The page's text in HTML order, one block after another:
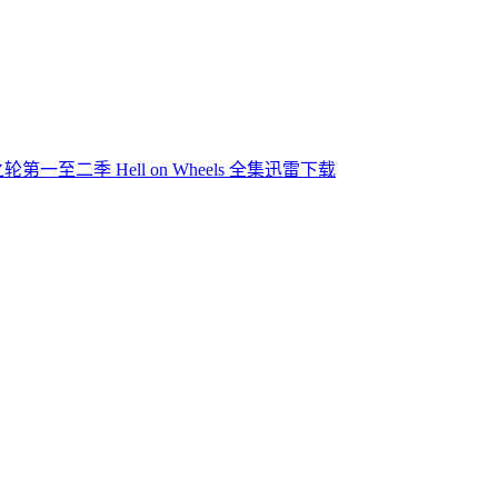
第一至二季 Hell on Wheels 全集迅雷下载